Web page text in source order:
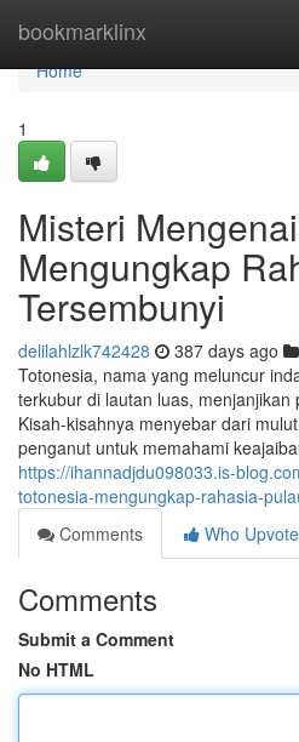
bookmarklinx
Home
Home
1
Misteri
Mengungkap
Tersembunyi
delilahlzlk742428 387 days ago
Totonesia, nama yang meluncur
terkubur di lautan luas, menjanjikan
Kisah-kisahnya menyebar dari
penganut untuk memahami
https://ihannadjdu098033.is-
totonesia-mengungkap-rahasia-
Comments
Who
Comments
Submit a Comment
No HTML